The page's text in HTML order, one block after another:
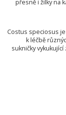
přesně i žilky na
Costus speciosus
k léčbě
sukničky